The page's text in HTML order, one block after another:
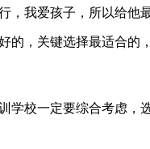
我爱孩子，所以给他
的，关键选择最适合
校一定要综合考虑，选